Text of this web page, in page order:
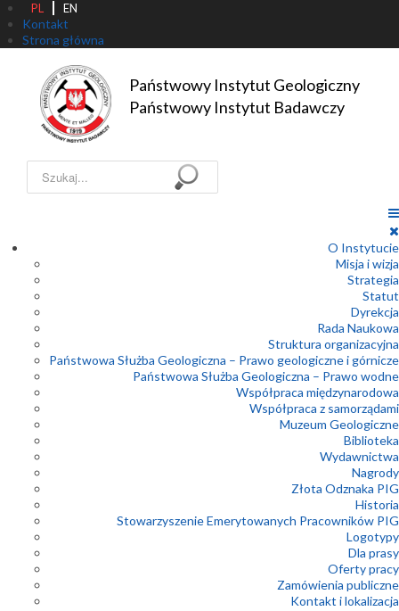
PL EN
Kontakt
Strona główna
Państwowy Instytut Geologiczny
Państwowy Instytut Badawczy
Szukaj...
O Instytucie
Misja i wizja
Strategia
Statut
Dyrekcja
Rada Naukowa
Struktura organizacyjna
Państwowa Służba Geologiczna – Prawo geologiczne i górnicze
Państwowa Służba Geologiczna – Prawo wodne
Współpraca międzynarodowa
Współpraca z samorządami
Muzeum Geologiczne
Biblioteka
Wydawnictwa
Nagrody
Złota Odznaka PIG
Historia
Stowarzyszenie Emerytowanych Pracowników PIG
Logotypy
Dla prasy
Oferty pracy
Zamówienia publiczne
Kontakt i lokalizacja